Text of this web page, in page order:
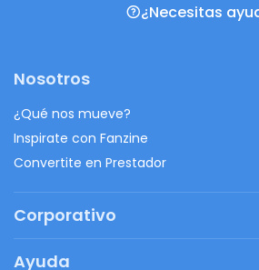
¿Necesitas
Nosotros
¿Qué nos mueve?
Inspirate con Fanzine
Convertite en Prestador
Corporativo
Ayuda